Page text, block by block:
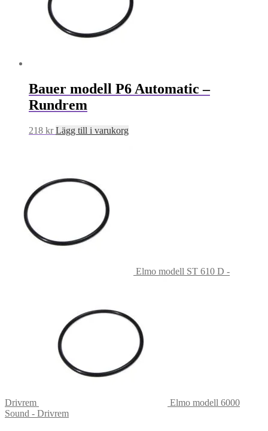
Bauer modell P6 Automatic –
Rundrem
218 kr Lägg till i varukorg
Elmo modell ST 610 D -
Drivrem
Elmo modell 6000
Sound - Drivrem